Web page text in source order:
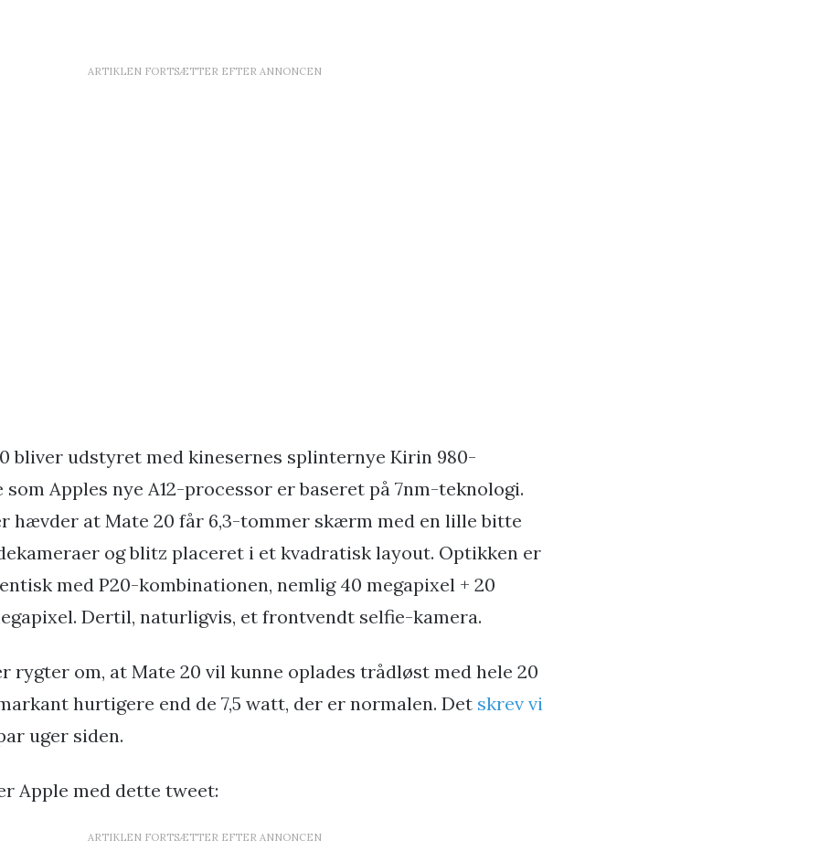
ARTIKLEN FORTSÆTTER EFTER ANNONCEN
bliver udstyret med kinesernes splinternye Kirin 980-
Apples nye A12-processor er baseret på 7nm-teknologi.
hævder at Mate 20 får 6,3-tommer skærm med en lille bitte
og blitz placeret i et kvadratisk layout. Optikken er
med P20-kombinationen, nemlig 40 megapixel + 20
Dertil, naturligvis, et frontvendt selfie-kamera.
rygter om, at Mate 20 vil kunne oplades trådløst med hele 20
hurtigere end de 7,5 watt, der er normalen. Det skrev vi
uger siden.
Apple med dette tweet:
ARTIKLEN FORTSÆTTER EFTER ANNONCEN